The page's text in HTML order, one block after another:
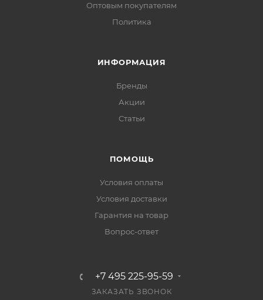
Оптовым покупателям
Политика
ИНФОРМАЦИЯ
Бренды
Акции
Статьи
ПОМОЩЬ
Условия оплаты
Условия доставки
Гарантия на товар
Вопрос-ответ
+7 495 225-95-59
ЗАКАЗАТЬ ЗВОНОК